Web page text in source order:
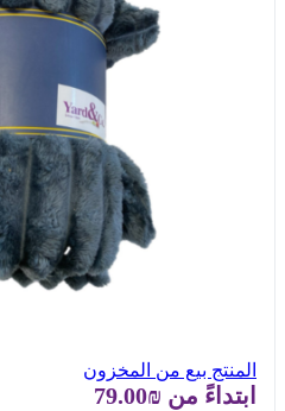
المنتج بيع من المخزون
ابتداءً من ₪79.00